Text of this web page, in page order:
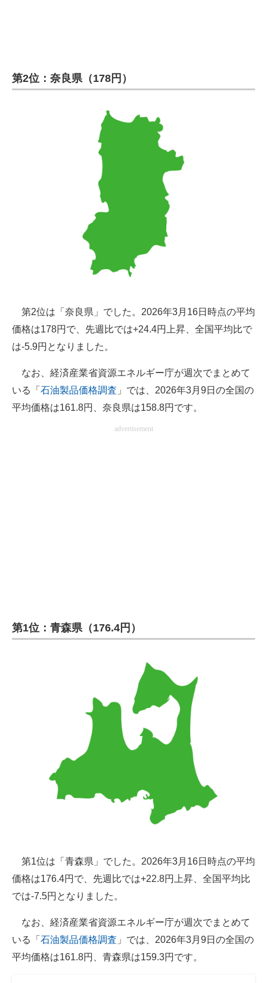
第2位：奈良県（178円）
第2位は「奈良県」でした。2026年3月16日時点の平均
価格は178円で、先週比では+24.4円上昇、全国平均比で
は-5.9円となりました。
なお、経済産業省資源エネルギー庁が週次でまとめて
いる「 石油製品価格調査 」では、2026年3月9日の全国の
平均価格は161.8円、奈良県は158.8円です。
advertisement
第1位：青森県（176.4円）
第1位は「青森県」でした。2026年3月16日時点の平均
価格は176.4円で、先週比では+22.8円上昇、全国平均比
では-7.5円となりました。
なお、経済産業省資源エネルギー庁が週次でまとめて
いる「 石油製品価格調査 」では、2026年3月9日の全国の
平均価格は161.8円、青森県は159.3円です。